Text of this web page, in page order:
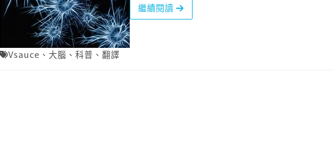
繼續閱讀
Vsauce 、 大腦 、 科普 、 翻譯